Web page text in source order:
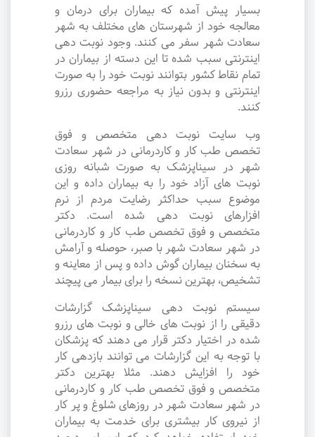
بسیار پیش آمده که بیماران برای درمان و
معالجه خود از شهرستان های مختلف به شهر
سعادت شهر سفر می کنند. وجود نوبت دهی
اینترنتی سبب شده تا این دسته از بیماران در
تمام نقاط کشور بتوانند نوبت خود را به صورت
اینترنتی و بدون نیاز به مراجعه حضوری رزرو
کنند.
وب سایت نوبت دهی متخصص و فوق
تخصص طب کار و کاردرمانی در شهر سعادت
شهر در سیناپزشک به صورت شبانه روزی
نوبت های آزاد خود را به بیماران داده و این
موضوع سبب حداکثر رضایت مردم از نرم
افزارهای نوبت دهی شده است. دکتر
متخصص و فوق تخصص طب کار و کاردرمانی
در شهر سعادت شهر با صبر، حوصله و آرامش
به سخنان بیماران گوش داده و پس از معاینه و
تشخیص، بهترین نسخه را برای بیمار می پیچند
سیستم نوبت دهی سیناپزشک گزارشات
دقیقی را از نوبت های خالی و نوبت های رزرو
شده در اختیار دکتر قرار می دهند که پزشکان
با توجه به این گزارشات می توانند بازدهی کار
خود را افزایش دهند. مثلا بهترین دکتر
متخصص و فوق تخصص طب کار و کاردرمانی
در شهر سعادت شهر در روزهای شلوغ و پر کار
از نیروی کار بیشتری برای خدمت به بیماران